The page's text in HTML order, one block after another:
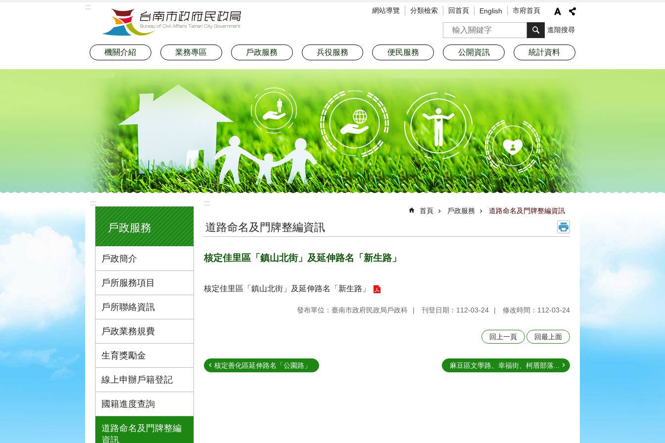
::: 網站導覽 分類檢索 回首頁 English 市府首頁
搜尋 進階搜尋
機關介紹 業務專區 戶政服務 兵役服務 便民服務 公開資訊 統計資料
:::
戶政服務
戶政簡介
戶所服務項目
戶所聯絡資訊
戶政業務規費
生育獎勵金
線上申辦戶籍登記
國籍進度查詢
道路命名及門牌整編
資訊
:::
首頁 戶政服務 道路命名及門牌整編資訊
道路命名及門牌整編資訊
核定佳里區「鎮山北街」及延伸路名「新生路」
核定佳里區「鎮山北街」及延伸路名「新生路」
發布單位：臺南市政府民政局戶政科 刊登日期：112-03-24 修改時間：112-03-24
回上一頁 回最上面
核定善化區延伸路名「公園路」 麻豆區文學路、幸福街、柯厝部落...